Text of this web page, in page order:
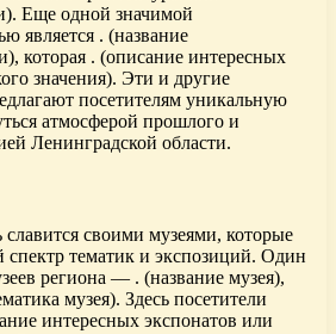
Еще одной значимой
является . (название
которая . (описание интересных
значения). Эти и другие
посетителям уникальную
атмосферой прошлого и
Ленинградской области.
славится своими музеями, которые
тематик и экспозиций. Один
региона — . (название музея),
музея). Здесь посетители
интересных экспонатов или